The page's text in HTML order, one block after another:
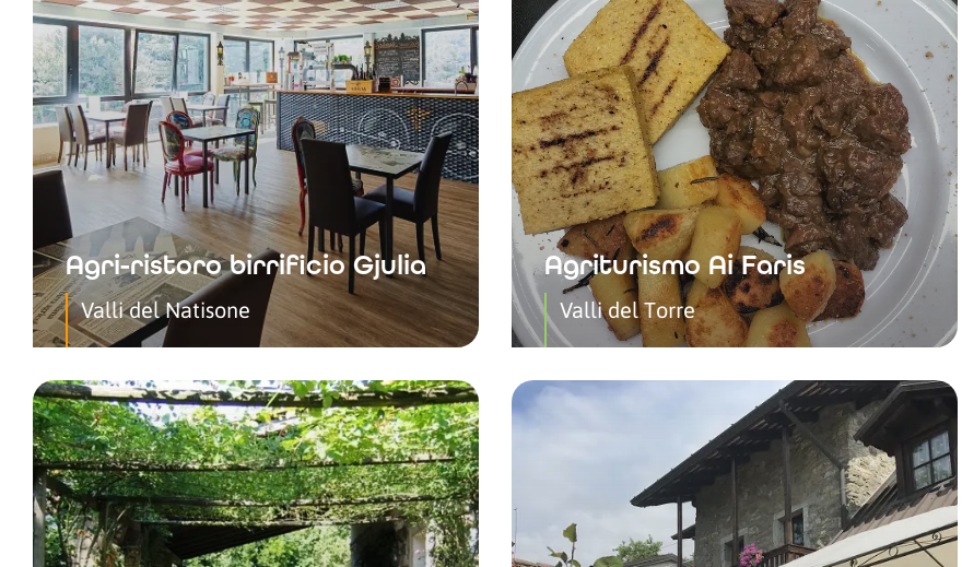
Agri-ristoro birrificio Gjulia
Valli del Natisone
Agriturismo Ai Faris
Valli del Torre